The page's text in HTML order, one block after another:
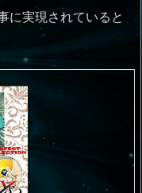
に実現されていると